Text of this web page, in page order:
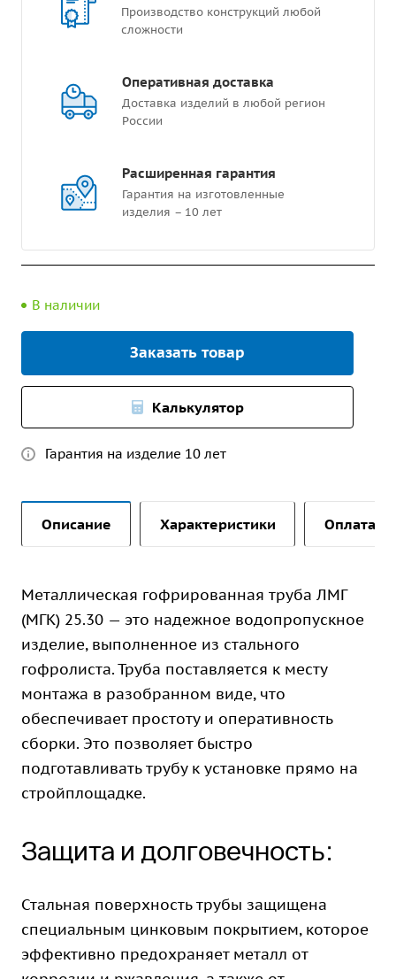
Производство конструкций любой
сложности
Оперативная доставка
Доставка изделий в любой регион
России
Расширенная гарантия
Гарантия на изготовленные
изделия – 10 лет
В наличии
Заказать товар
Калькулятор
Гарантия на изделие 10 лет
Описание Характеристики Оплата и
Металлическая гофрированная труба ЛМГ
(МГК) 25.30 — это надежное водопропускное
изделие, выполненное из стального
гофролиста. Труба поставляется к месту
монтажа в разобранном виде, что
обеспечивает простоту и оперативность
сборки. Это позволяет быстро
подготавливать трубу к установке прямо на
стройплощадке.
Защита и долговечность:
Стальная поверхность трубы защищена
специальным цинковым покрытием, которое
эффективно предохраняет металл от